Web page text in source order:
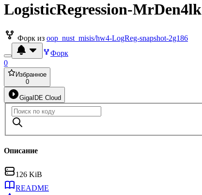
LogisticRegression-MrDen4lk
Форк из oop_nust_misis/hw4-LogReg-snapshot-2g186
Форк
0
Избранное
0
GigaIDE Cloud
Описание
126 KiB
README